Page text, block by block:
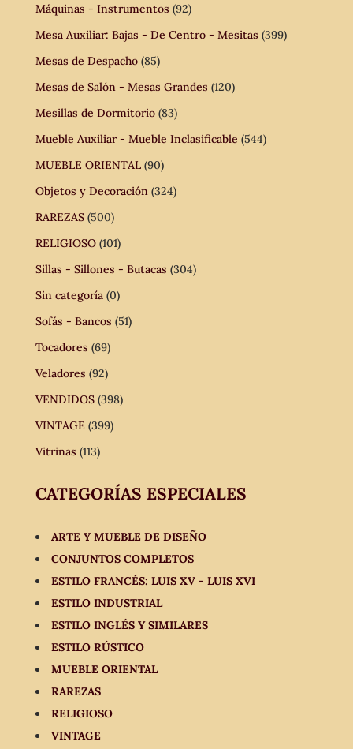
Máquinas - Instrumentos (92)
Mesa Auxiliar: Bajas - De Centro - Mesitas (399)
Mesas de Despacho (85)
Mesas de Salón - Mesas Grandes (120)
Mesillas de Dormitorio (83)
Mueble Auxiliar - Mueble Inclasificable (544)
MUEBLE ORIENTAL (90)
Objetos y Decoración (324)
RAREZAS (500)
RELIGIOSO (101)
Sillas - Sillones - Butacas (304)
Sin categoría (0)
Sofás - Bancos (51)
Tocadores (69)
Veladores (92)
VENDIDOS (398)
VINTAGE (399)
Vitrinas (113)
CATEGORÍAS ESPECIALES
ARTE Y MUEBLE DE DISEÑO
CONJUNTOS COMPLETOS
ESTILO FRANCÉS: LUIS XV - LUIS XVI
ESTILO INDUSTRIAL
ESTILO INGLÉS Y SIMILARES
ESTILO RÚSTICO
MUEBLE ORIENTAL
RAREZAS
RELIGIOSO
VINTAGE